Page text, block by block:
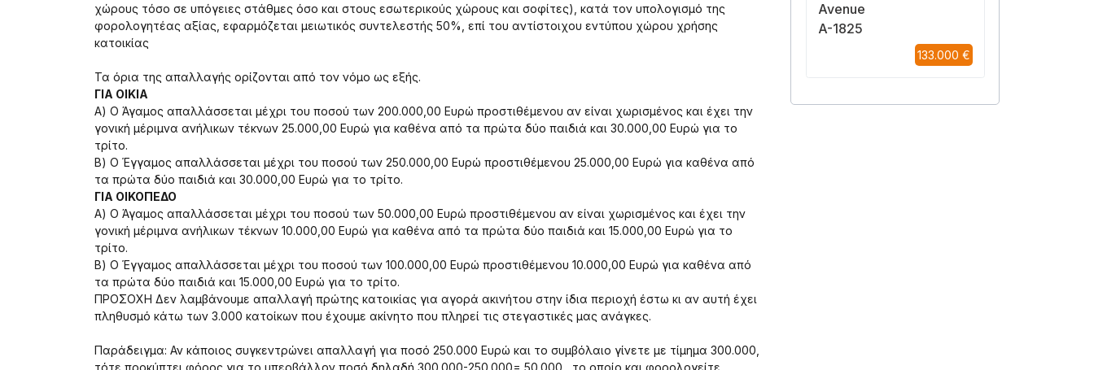
χώρους τόσο σε υπόγειες στάθμες όσο και στους εσωτερικούς χώρους και σοφίτες), κατά τον υπολογισμό της
φορολογητέας αξίας, εφαρμόζεται μειωτικός συντελεστής 50%, επί του αντίστοιχου εντύπου χώρου χρήσης
κατοικίας
Τα όρια της απαλλαγής ορίζονται από τον νόμο ως εξής.
ΓΙΑ ΟΙΚΙΑ
Α) Ο Άγαμος απαλλάσσεται μέχρι του ποσού των 200.000,00 Ευρώ προστιθέμενου αν είναι χωρισμένος και έχει την
γονική μέριμνα ανήλικων τέκνων 25.000,00 Ευρώ για καθένα από τα πρώτα δύο παιδιά και 30.000,00 Ευρώ για το
τρίτο.
Β) Ο Έγγαμος απαλλάσσεται μέχρι του ποσού των 250.000,00 Ευρώ προστιθέμενου 25.000,00 Ευρώ για καθένα από
τα πρώτα δύο παιδιά και 30.000,00 Ευρώ για το τρίτο.
ΓΙΑ ΟΙΚΟΠΕΔΟ
Α) Ο Άγαμος απαλλάσσεται μέχρι του ποσού των 50.000,00 Ευρώ προστιθέμενου αν είναι χωρισμένος και έχει την
γονική μέριμνα ανήλικων τέκνων 10.000,00 Ευρώ για καθένα από τα πρώτα δύο παιδιά και 15.000,00 Ευρώ για το
τρίτο.
Β) Ο Έγγαμος απαλλάσσεται μέχρι του ποσού των 100.000,00 Ευρώ προστιθέμενου 10.000,00 Ευρώ για καθένα από
τα πρώτα δύο παιδιά και 15.000,00 Ευρώ για το τρίτο.
ΠΡΟΣΟΧΗ Δεν λαμβάνουμε απαλλαγή πρώτης κατοικίας για αγορά ακινήτου στην ίδια περιοχή έστω κι αν αυτή έχει
πληθυσμό κάτω των 3.000 κατοίκων που έχουμε ακίνητο που πληρεί τις στεγαστικές μας ανάγκες.
Παράδειγμα: Αν κάποιος συγκεντρώνει απαλλαγή για ποσό 250.000 Ευρώ και το συμβόλαιο γίνετε με τίμημα 300.000,
Avenue
A-1825
133.000 €